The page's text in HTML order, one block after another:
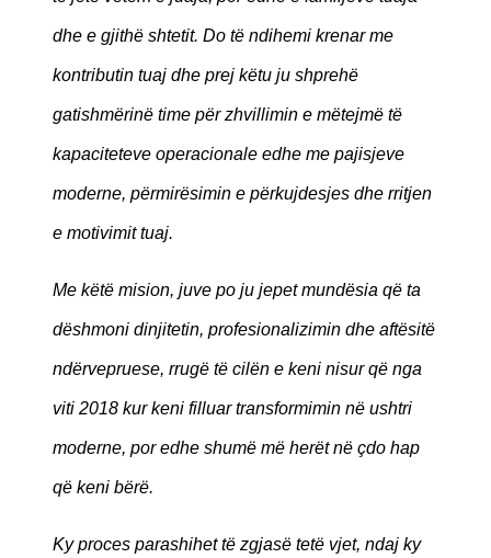
dhe e gjithë shtetit. Do të ndihemi krenar me
kontributin tuaj dhe prej këtu ju shprehë
gatishmërinë time për zhvillimin e mëtejmë të
kapaciteteve operacionale edhe me pajisjeve
moderne, përmirësimin e përkujdesjes dhe rritjen
e motivimit tuaj.
Me këtë mision, juve po ju jepet mundësia që ta
dëshmoni dinjitetin, profesionalizimin dhe aftësitë
ndërvepruese, rrugë të cilën e keni nisur që nga
viti 2018 kur keni filluar transformimin në ushtri
moderne, por edhe shumë më herët në çdo hap
që keni bërë.
Ky proces parashihet të zgjasë tetë vjet, ndaj ky